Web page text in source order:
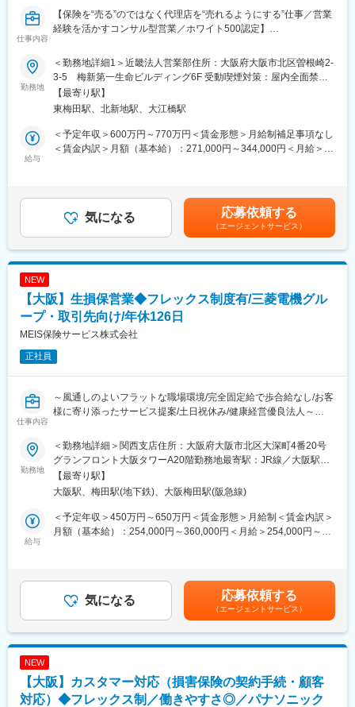
・保険のプロフェッショナルとして、お客様に付加価値を提供す
ること（多種目提案、ライフコンサルティング営業）
■職場の雰囲気：
・年齢や役職に関係なくフラットにコミュニケーションがとれる
環境にあります。
・顧客対応がメインの仕事となりますが、在宅勤務や、子育てや
境です。
・お客様視点でチームワークを大切にしながら、目標に向けて一
■キャリアパス：
・初期配属の部署の仕事にとどまらず、職域部門として、様々な
職務を経験いただいて、総合的なスキルを身につけられるキャリ
アパスを用意しています。
ンを実施しています。
・また昇格、昇進の基準／指標も明確にあり、優秀な方を早期に
登用する風土があります。
仕事内容
【保険を“売る”のではなく代理店を“売れるようにする”仕事／営業
経験を活かすコンサル型営業／ホワイト500認定】
全国8000店以上の販売代理店や提携金融機関がお客様により良い
保険提案ができるよう、販売促進や経営課題解決のためのコンサ
ルティング営業を行っていただきます。
■業務詳細
・販売戦略の立案
・商品勉強会や各種研修、販売方法指導
・代理店の課題分析・解決策の提案
※会社が出向を指示した場合は出向先の定める業務となります
■1日の流れ
9時：朝礼、チーム内での事例共有など
15時：代理店との商談（2）
17時：帰社、事務作業、翌日の準備
18時：退社
せします。
■業務の魅力
身につきます。
代理店へのコンサルティング営業のため、個人への保険販売は行
いません。
若手のうちから、販売戦略の企画や代理店経営者に向けた提案を
■キャリアについて
一人一人が主体的にチャレンジしキャリアを創れるような制度が
自身の希望する部署やポストに自ら手を挙げて挑戦できるジョブ
ポスティング制度があり、代理店営業から広報や商品開発、ITシ
ステム、契約サービス部門など幅広い部門へのキャリアチェンジ
■代理店営業とは
代表的業務
（1）代理店への営業コンサル
勤務地
＜勤務地詳細1＞近畿法人営業部住所：大阪府大阪市北区曽根崎2-
3-5 梅新第一生命ビルディング6F 受動喫煙対策：屋内全面禁煙
＜勤務地詳細2＞大阪総合支社住所：大阪府大阪市北区曽根崎2-3-
5 梅新第一生命ビルディング 受動喫煙対策：屋内全面禁煙＜勤
阪府大阪市北区曽根崎2-3-5 梅新第一生命ビルディング 受動喫煙
対策：屋内全面禁煙変更の範囲：本文参照
【最寄り駅】
東梅田駅、北新地駅、大江橋駅
給与
＜予定年収＞600万円～770万円＜賃金形態＞月給制補足事項なし
＜賃金内訳＞月額（基本給）：271,000円～344,000円＜月給＞
です。※転居を伴う場合、別途転勤手当（4万円～6万円/月）と住
宅補助（例：6万円/月までの9割会社負担）の支給がございます。
賃金はあくまでも目安の金額であり、選考を通じて上下する可能
性があります。月給(月額)は固定手当を含めた表記です。
気になる 応募依頼する
（エージェントサービス）
NEW
【大阪】生損保営業◆フレックス制度有/三菱電機グル
ープ・取引先向け/年休126日
MEIS保険サービス株式会社
正社員
仕事内容
～風通しのよいフラットな職場環境/完全固定給で歩合給なし/お客
様に寄り添ったサービス提案/土日祝休み/健康経営優良法人～
■業務概要：
三菱電機グループの社員・OB・OG・家族、及び三菱電機グルー
プの取引先企業へ生損保商品の提案をしていただきます。
■具体的な業務内容：
＜個人向け＞ ※個人営業が6割～7割程度です。
三菱電機グループの従業員とその家族等への・キャンペーンのご
アンケートキャンペーン/8～10月：三菱電機グループ保険一斉募
＜法人向け＞
三菱電機グループ各社と取引先への企業活動から生まれるあらゆ
勤務地
＜勤務地詳細＞関西支店住所：大阪府大阪市北区大深町4番20号
グランフロント大阪タワーA20階勤務地最寄駅：JR線／大阪駅受
動喫煙対策：屋内全面禁煙変更の範囲：会社の定める事業所（リ
モートワーク含む）
【最寄り駅】
大阪駅、梅田駅(地下鉄)、大阪梅田駅(阪急線)
給与
＜予定年収＞450万円～650万円＜賃金形態＞月給制＜賃金内訳＞
月額（基本給）：254,000円～360,000円＜月給＞254,000円～
ます。賃金はあくまでも目安の金額であり、選考を通じて上下す
る可能性があります。月給(月額)は固定手当を含めた表記です。
気になる 応募依頼する
（エージェントサービス）
NEW
【大阪】カスタマー対応（損害保険の契約手続・顧客
対応）◆フレックス制／働きやすさ◎／パナソニック